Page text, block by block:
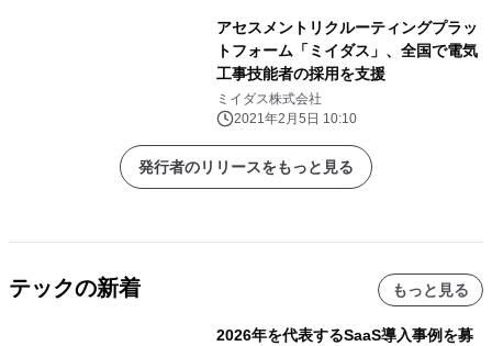
アセスメントリクルーティングプラッ
トフォーム「ミイダス」、全国で電気
工事技能者の採用を支援
ミイダス株式会社
2021年2月5日 10:10
発行者のリリースをもっと見る
テックの新着 もっと見る
2026年を代表するSaaS導入事例を募